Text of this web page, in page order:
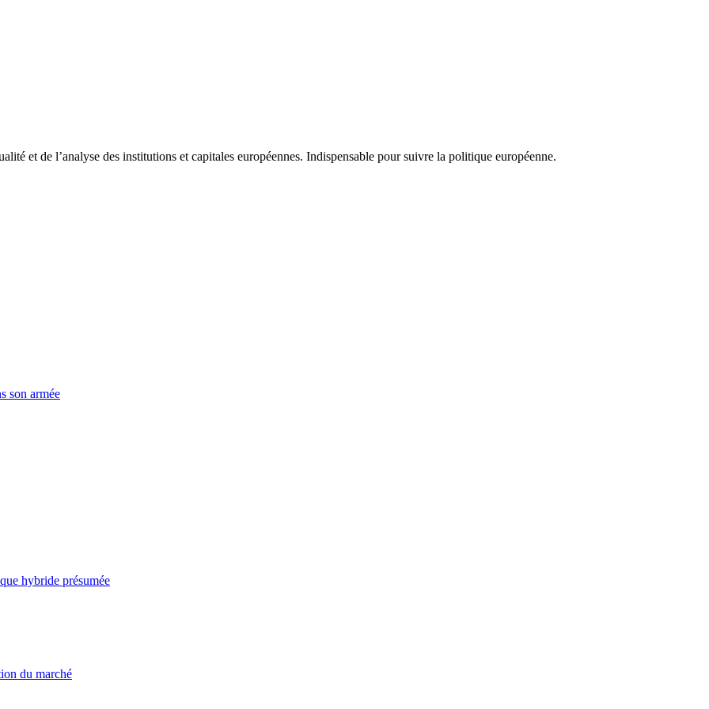
et de l’analyse des institutions et capitales européennes. Indispensable pour suivre la politique européenne.
son armée
hybride présumée
du marché